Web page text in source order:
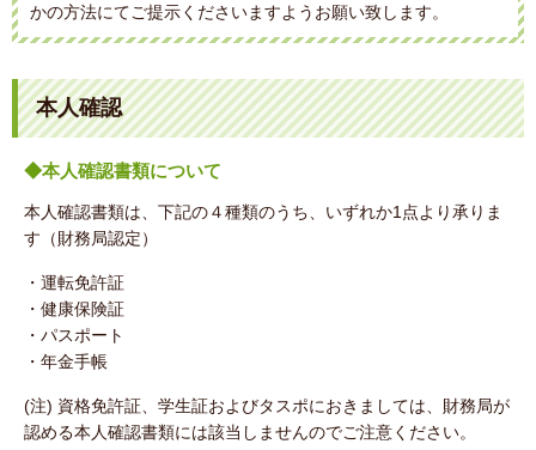
かの方法にてご提示くださいますようお願い致します。
本人確認
◆本人確認書類について
本人確認書類は、下記の４種類のうち、いずれか1点より承りま
す（財務局認定）
・運転免許証
・健康保険証
・パスポート
・年金手帳
(注) 資格免許証、学生証およびタスポにおきましては、財務局が
認める本人確認書類には該当しませんのでご注意ください。